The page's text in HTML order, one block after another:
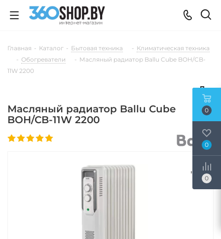
Главная - Каталог - Бытовая техника - Климатическая техника
- Обогреватели - Масляный радиатор Ballu Cube BOH/CB-
11W 2200
Масляный радиатор Ballu Cube
BOH/CB-11W 2200
0
0
0